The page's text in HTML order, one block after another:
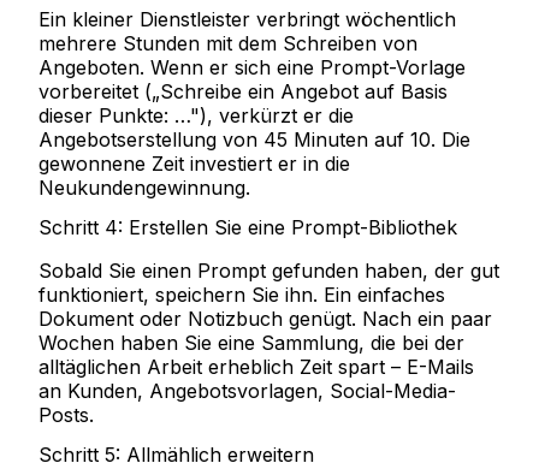
Ein kleiner Dienstleister verbringt wöchentlich
mehrere Stunden mit dem Schreiben von
Angeboten. Wenn er sich eine Prompt-Vorlage
vorbereitet („Schreibe ein Angebot auf Basis
dieser Punkte: …"), verkürzt er die
Angebotserstellung von 45 Minuten auf 10. Die
gewonnene Zeit investiert er in die
Neukundengewinnung.
Schritt 4: Erstellen Sie eine Prompt-Bibliothek
Sobald Sie einen Prompt gefunden haben, der gut
funktioniert, speichern Sie ihn. Ein einfaches
Dokument oder Notizbuch genügt. Nach ein paar
Wochen haben Sie eine Sammlung, die bei der
alltäglichen Arbeit erheblich Zeit spart – E-Mails
an Kunden, Angebotsvorlagen, Social-Media-
Posts.
Schritt 5: Allmählich erweitern